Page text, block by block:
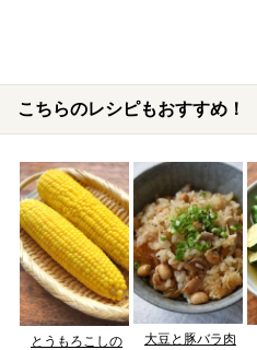
こちらのレシピもおすすめ！
とうもろこしの
大豆と豚バラ肉